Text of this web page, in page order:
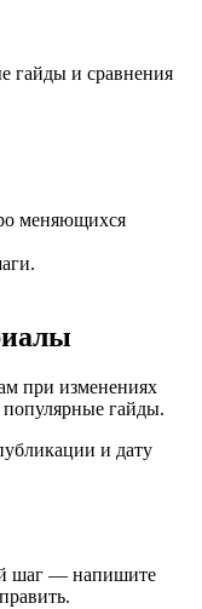
гайды и сравнения
меняющихся
при изменениях
гайды.
и дату
шаг — напишите